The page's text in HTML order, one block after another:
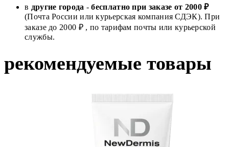
в другие города -бесплатно при заказе от 2000 ₽
(Почта России или курьерская компания СДЭК). При
заказе до 2000 ₽ , по тарифам почты или курьерской
службы.
рекомендуемые товары